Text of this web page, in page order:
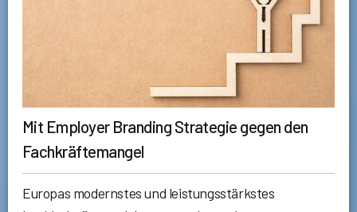
Mit Employer Branding Strategie gegen den
Fachkräftemangel
Europas modernstes und leistungsstärkstes